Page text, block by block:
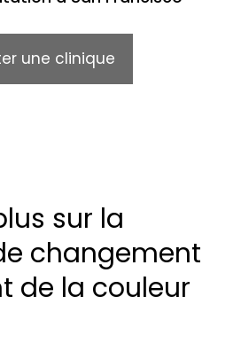
une clinique
sur la
changement
de la couleur